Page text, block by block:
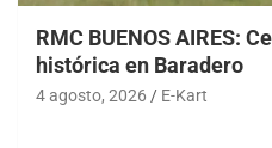
RMC BUENOS AIRES:
histórica en Baradero
4 agosto, 2026 E-Kart